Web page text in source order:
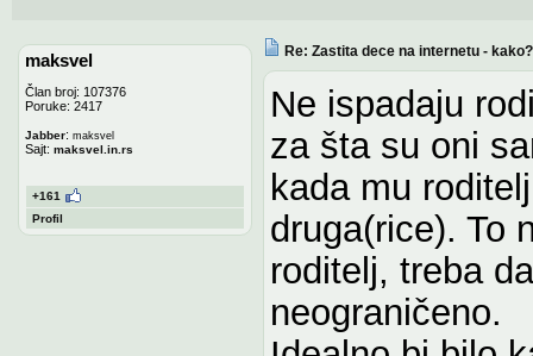
maksvel
Član broj: 107376
Poruke: 2417
Jabber: maksvel
Sajt: maksvel.in.rs
+161
Profil
Re: Zastita dece na internetu - kako?
Ne ispadaju
za šta su oni
kada mu
druga(rice). To
roditelj, treba
neograničeno.